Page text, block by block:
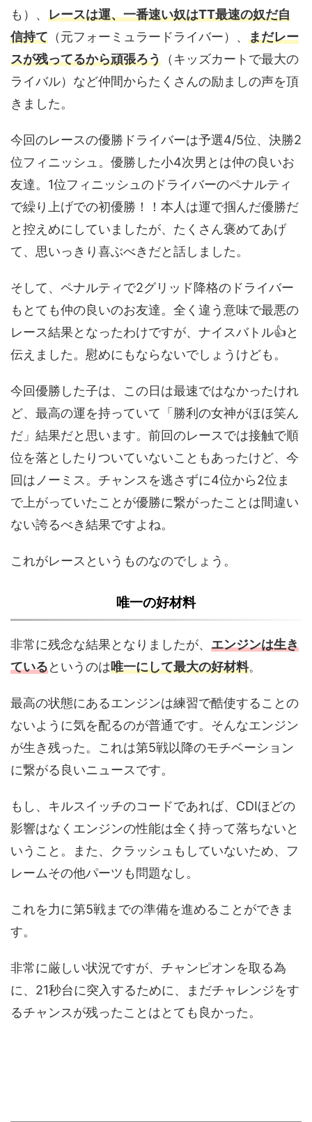
も）、 レースは運、一番速い奴はTT最速の奴だ自
信持て （元フォーミュラードライバー）、 まだレー
スが残ってるから頑張ろう （キッズカートで最大の
ライバル）など仲間からたくさんの励ましの声を頂
きました。
今回のレースの優勝ドライバーは予選4/5位、決勝2
位フィニッシュ。優勝した小4次男とは仲の良いお
友達。1位フィニッシュのドライバーのペナルティ
で繰り上げでの初優勝！！本人は運で掴んだ優勝だ
と控えめにしていましたが、たくさん褒めてあげ
て、思いっきり喜ぶべきだと話しました。
そして、ペナルティで2グリッド降格のドライバー
もとても仲の良いのお友達。全く違う意味で最悪の
レース結果となったわけですが、ナイスバトル👍と
伝えました。慰めにもならないでしょうけども。
今回優勝した子は、この日は最速ではなかったけれ
ど、最高の運を持っていて「勝利の女神がほほ笑ん
だ」結果だと思います。前回のレースでは接触で順
位を落としたりついていないこともあったけど、今
回はノーミス。チャンスを逃さずに4位から2位ま
で上がっていたことが優勝に繋がったことは間違い
ない誇るべき結果ですよね。
これがレースというものなのでしょう。
唯一の好材料
非常に残念な結果となりましたが、 エンジンは生き
ているというのは唯一にして最大の好材料。
最高の状態にあるエンジンは練習で酷使することの
ないように気を配るのが普通です。そんなエンジン
が生き残った。これは第5戦以降のモチベーション
に繋がる良いニュースです。
もし、キルスイッチのコードであれば、CDIほどの
影響はなくエンジンの性能は全く持って落ちないと
いうこと。また、クラッシュもしていないため、フ
レームその他パーツも問題なし。
これを力に第5戦までの準備を進めることができま
す。
非常に厳しい状況ですが、チャンピオンを取る為
に、21秒台に突入するために、まだチャレンジをす
るチャンスが残ったことはとても良かった。